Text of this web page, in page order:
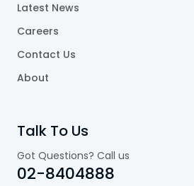
Latest News
Careers
Contact Us
About
Talk To Us
Got Questions? Call us
02-8404888